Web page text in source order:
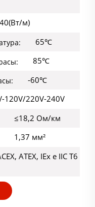
м)
65℃
85℃
-60℃
120V/220V-240V
≤18,2 Ом/км
1,37 мм²
ATEX, IEx e IIC T6